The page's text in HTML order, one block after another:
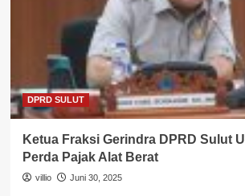
DPRD SULUT
Ketua Fraksi Gerindra DPRD Sulut
Perda Pajak Alat Berat
villio Juni 30, 2025